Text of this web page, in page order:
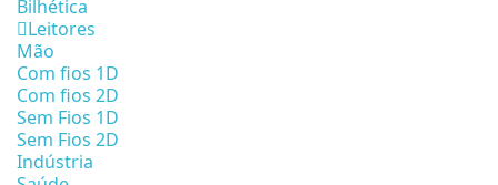
Bilhética
Leitores
Mão
Com fios 1D
Com fios 2D
Sem Fios 1D
Sem Fios 2D
Indústria